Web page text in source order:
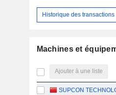
Historique des transactions
Machines et
Ajouter à une liste